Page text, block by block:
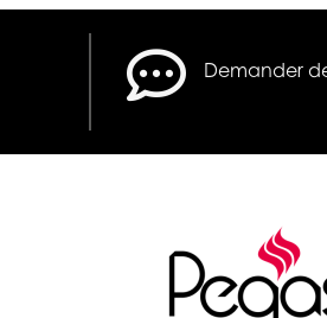
Demander